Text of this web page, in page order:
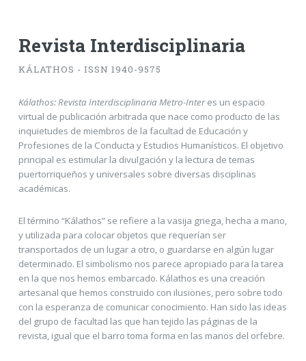
Revista Interdisciplinaria
KÁLATHOS - ISSN 1940-9575
Kálathos: Revista Interdisciplinaria Metro-Interes un espacio
virtual de publicación arbitrada que nace como producto de las
inquietudes de miembros de la facultad de Educación y
Profesiones de la Conducta y Estudios Humanísticos. El objetivo
principal es estimular la divulgación y la lectura de temas
puertorriqueños y universales sobre diversas disciplinas
académicas.
El término “Kálathos” se refiere a la vasija griega, hecha a mano,
y utilizada para colocar objetos que requerían ser
transportados de un lugar a otro, o guardarse en algún lugar
determinado. El simbolismo nos parece apropiado para la tarea
en la que nos hemos embarcado. Kálathos es una creación
artesanal que hemos construido con ilusiones, pero sobre todo
con la esperanza de comunicar conocimiento. Han sido las ideas
del grupo de facultad las que han tejido las páginas de la
revista, igual que el barro toma forma en las manos del orfebre.